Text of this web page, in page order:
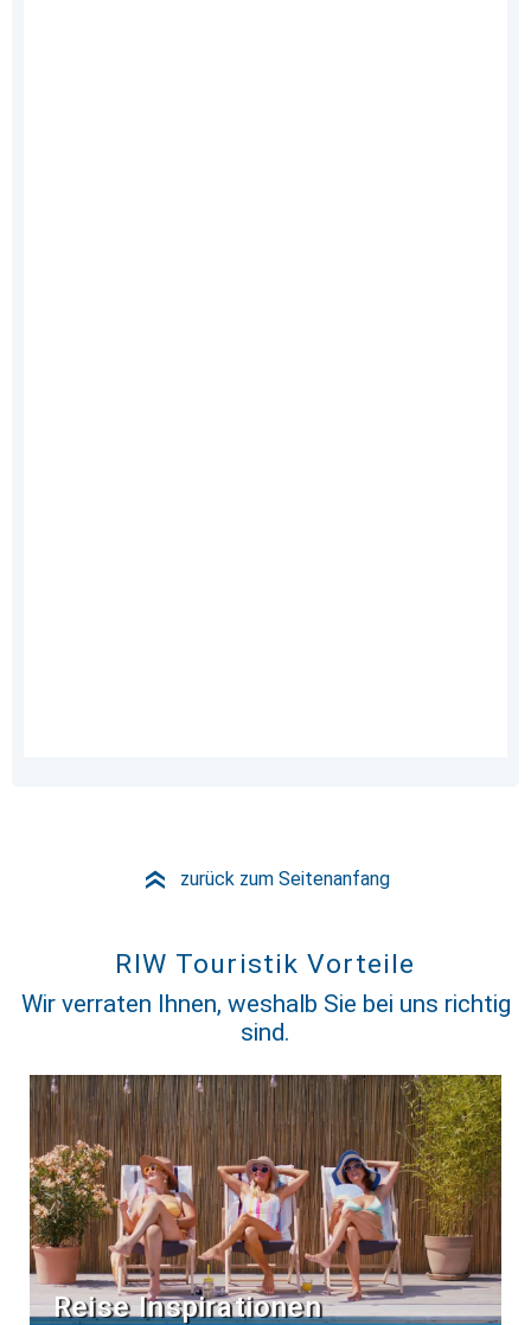
» zurück zum Seitenanfang
RIW Touristik Vorteile
Wir verraten Ihnen, weshalb Sie bei uns richtig
sind.
Reise Inspirationen